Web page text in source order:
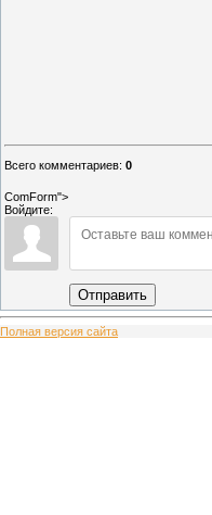
Всего комментариев: 0
ComForm">
Войдите:
Отправить
Полная версия сайта